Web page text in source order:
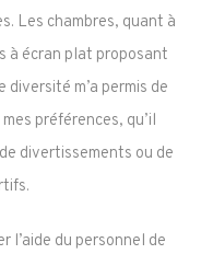
Les chambres, quant à
à écran plat proposant
m’a permis de
préférences, qu’il
divertissements ou de
l’aide du personnel de